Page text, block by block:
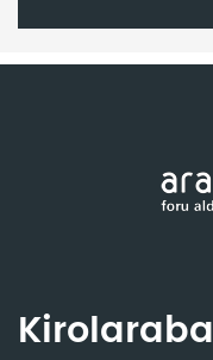
Kirolaraba